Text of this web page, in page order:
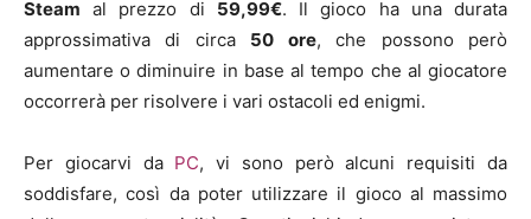
Steam al prezzo di 59,99€. Il gioco ha una durata
approssimativa di circa 50 ore, che possono però
aumentare o diminuire in base al tempo che al giocatore
occorrerà per risolvere i vari ostacoli ed enigmi.
Per giocarvi da PC, vi sono però alcuni requisiti da
soddisfare, così da poter utilizzare il gioco al massimo